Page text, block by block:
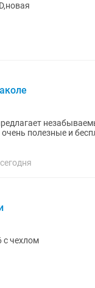
полезные и
с чехлом